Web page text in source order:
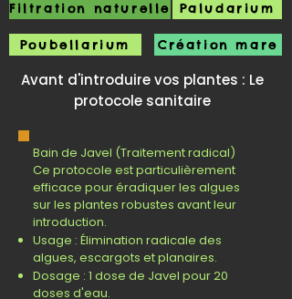
Filtration naturelle Paludarium
Poubellarium Création mare
Avant d'introduire vos plantes : Le
protocole sanitaire
Bain de Javel (Traitement radical)
Ce protocole est particulièrement
efficace pour éradiquer les algues
sur les plantes robustes avant leur
introduction.
Usage : Élimination radicale des
algues, escargots et planaires.
Dosage : 1 dose de Javel pour 20
doses d'eau.